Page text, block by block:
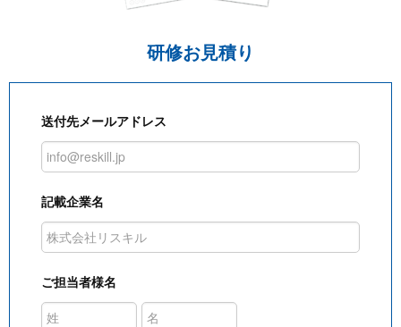
研修お見積り
送付先メールアドレス
記載企業名
ご担当者様名